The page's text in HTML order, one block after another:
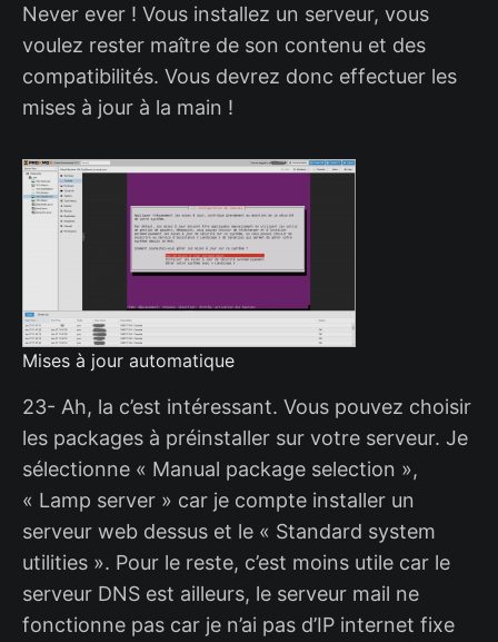
Never ever ! Vous installez un serveur, vous
voulez rester maître de son contenu et des
compatibilités. Vous devrez donc effectuer les
mises à jour à la main !
Mises à jour automatique
23- Ah, la c’est intéressant. Vous pouvez choisir
les packages à préinstaller sur votre serveur. Je
sélectionne « Manual package selection »,
« Lamp server » car je compte installer un
serveur web dessus et le « Standard system
utilities ». Pour le reste, c’est moins utile car le
serveur DNS est ailleurs, le serveur mail ne
fonctionne pas car je n’ai pas d’IP internet fixe